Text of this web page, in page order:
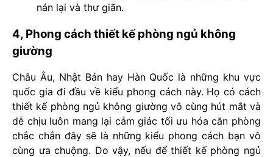
nán lại và thư giãn.
4, Phong cách thiết kế phòng ngủ không
giường
Châu Âu, Nhật Bản hay Hàn Quốc là những khu vực
quốc gia đi đầu về kiểu phong cách này. Họ có cách
thiết kế phòng ngủ không giường vô cùng hút mắt và
dễ chịu luôn mang lại cảm giác tối ưu hóa căn phòng
chắc chắn đây sẽ là những kiểu phong cách bạn vô
cùng ưa chuộng. Do vậy, nếu để thiết kế phòng ngủ